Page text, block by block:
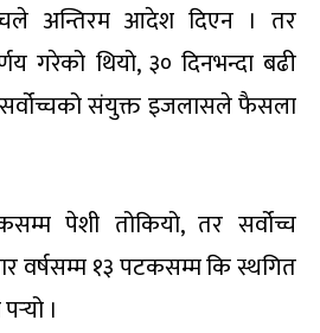
अन्तिरम आदेश दिएन । तर
गरेको थियो, ३० दिनभन्दा बढी
संयुक्त इजलासले फैसला
पेशी तोकियो, तर सर्वोच्च
वर्षसम्म १३ पटकसम्म कि स्थगित
।